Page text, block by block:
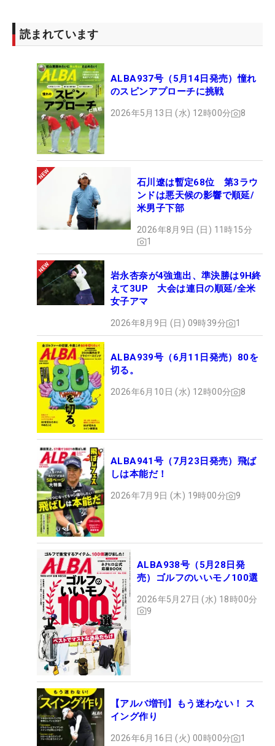
読まれています
ALBA937号（5月14日発売）憧れ
のスピンアプローチに挑戦
2026年5月13日 (水) 12時00分 8
石川遼は暫定68位 第3ラウ
ンドは悪天候の影響で順延/
米男子下部
2026年8月9日 (日) 11時15分
1
岩永杏奈が4強進出、準決勝は9H終
えて3UP 大会は連日の順延/全米
女子アマ
2026年8月9日 (日) 09時39分 1
ALBA939号（6月11日発売）80を
切る。
2026年6月10日 (水) 12時00分 8
ALBA941号（7月23日発売）飛ば
しは本能だ！
2026年7月9日 (木) 19時00分 9
ALBA938号（5月28日発
売）ゴルフのいいモノ100選
2026年5月27日 (水) 18時00分
9
【アルバ増刊】もう迷わない！ ス
イング作り
2026年6月16日 (火) 00時00分 1